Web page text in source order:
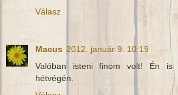
Válasz
Macus 2012. január 9. 10:19
Valóban isteni finom volt! Én is
hétvégén.